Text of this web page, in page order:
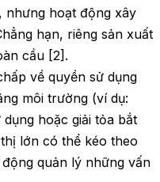
nhưng hoạt động xây
hạn, riêng sản xuất
cầu [2].
về quyền sử dụng
môi trường (ví dụ:
hoặc giải tỏa bắt
lớn có thể kéo theo
quản lý những vấn